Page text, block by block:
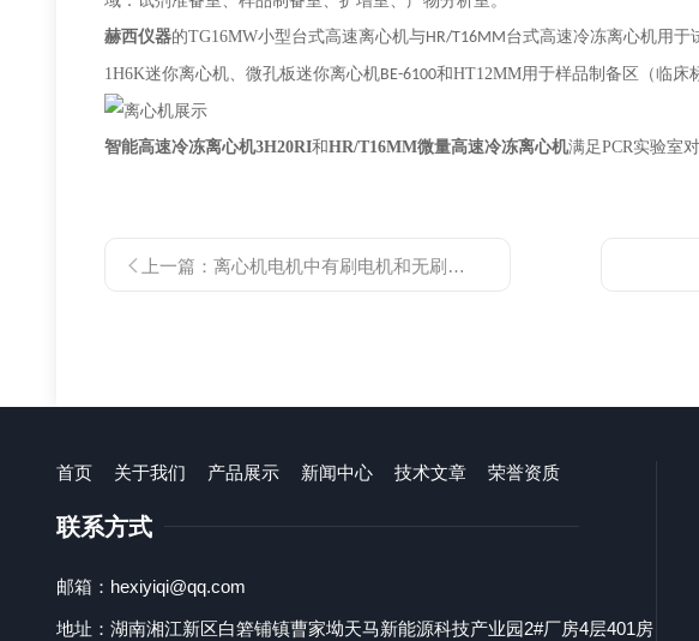
赫西仪器的TG16MW小型台式高速离心机与HR/T16MM台式高速冷冻离心机用于
1H6K迷你离心机、微孔板迷你离心机BE-6100和HT12MM用于样品制备区（临床
智能高速冷冻离心机3H20RI和HR/T16MM微量高速冷冻离心机满足PCR实验室
上一篇：离心机电机中有刷电机和无刷电机的区别与对比
首页 关于我们 产品展示 新闻中心 技术文章 荣誉资质
联系方式
邮箱：hexiyiqi@qq.com
地址：湖南湘江新区白箬铺镇曹家坳天马新能源科技产业园2#厂房4层401房